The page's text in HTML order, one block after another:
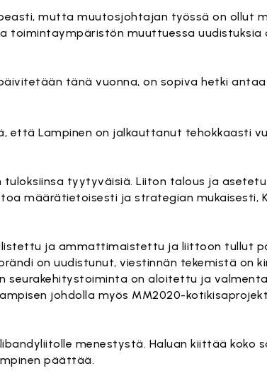
mutta muutosjohtajan työssä on ollut
toimintaympäristön muuttuessa uudistuksia
tänä vuonna, on sopiva hetki
että Lampinen on jalkauttanut tehokkaasti
tuloksiinsa tyytyväisiä. Liiton talous ja
määrätietoisesti ja strategian mukaisesti,
ja ammattimaistettu ja liittoon tullut
on uudistunut, viestinnän tekemistä on
seurakehitystoiminta on aloitettu ja
johdolla myös MM2020-
menestystä. Haluan kiittää koko
päättää.